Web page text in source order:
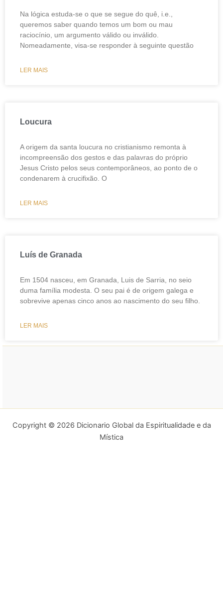
Na lógica estuda-se o que se segue do quê, i.e.,
queremos saber quando temos um bom ou mau
raciocínio, um argumento válido ou inválido.
Nomeadamente, visa-se responder à seguinte questão
LER MAIS
Loucura
A origem da santa loucura no cristianismo remonta à
incompreensão dos gestos e das palavras do próprio
Jesus Cristo pelos seus contemporâneos, ao ponto de o
condenarem à crucifixão. O
LER MAIS
Luís de Granada
Em 1504 nasceu, em Granada, Luis de Sarria, no seio
duma família modesta. O seu pai é de origem galega e
sobrevive apenas cinco anos ao nascimento do seu filho.
LER MAIS
Copyright © 2026 Dicionario Global da Espiritualidade e da
Mística